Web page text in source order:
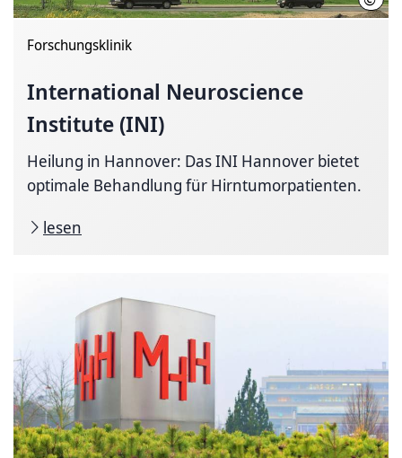
Forschungsklinik
International Neuro­science
Institute (INI)
Heilung in Hannover: Das INI Hannover bietet
optimale Behandlung für Hirntumorpatienten.
lesen